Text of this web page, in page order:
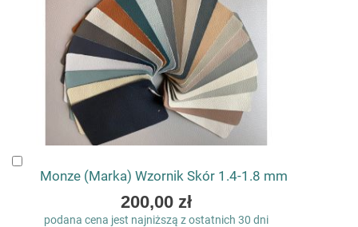
Monze (Marka) Wzornik Skór 1.4-1.8 mm
200,00 zł
podana cena jest najniższą z ostatnich 30 dni